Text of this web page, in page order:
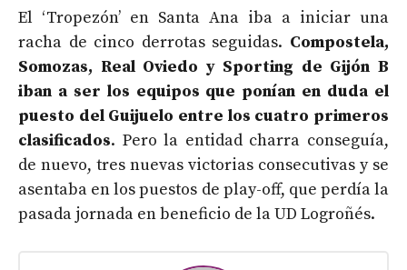
El ‘Tropezón’ en Santa Ana iba a iniciar una
racha de cinco derrotas seguidas. Compostela,
Somozas, Real Oviedo y Sporting de Gijón B
iban a ser los equipos que ponían en duda el
puesto del Guijuelo entre los cuatro primeros
clasificados. Pero la entidad charra conseguía,
de nuevo, tres nuevas victorias consecutivas y se
asentaba en los puestos de play-off, que perdía la
pasada jornada en beneficio de la UD Logroñés.